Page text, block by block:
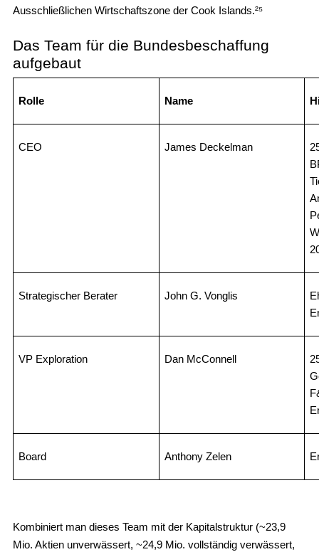
Ausschließlichen Wirtschaftszone der Cook Islands.²⁵
Das Team für die Bundesbeschaffung
aufgebaut
Rolle Name
CEO James Deckelman
Strategischer Berater John G. Vonglis
VP Exploration Dan McConnell
Board Anthony Zelen
Kombiniert man dieses Team mit der Kapitalstruktur (~23,9
Mio. Aktien unverwässert, ~24,9 Mio. vollständig verwässert,